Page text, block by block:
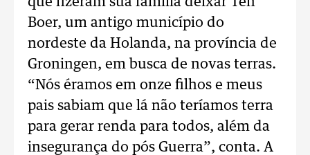
Boer, um antigo município do
nordeste da Holanda, na província de
Groningen, em busca de novas terras.
“Nós éramos em onze filhos e meus
pais sabiam que lá não teríamos terra
para gerar renda para todos, além da
insegurança do pós Guerra”, conta. A